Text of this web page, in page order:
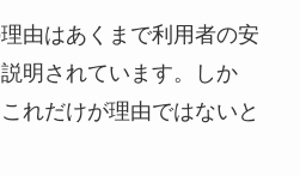
由はあくまで利用者の安
明されています。しか
れだけが理由ではないと